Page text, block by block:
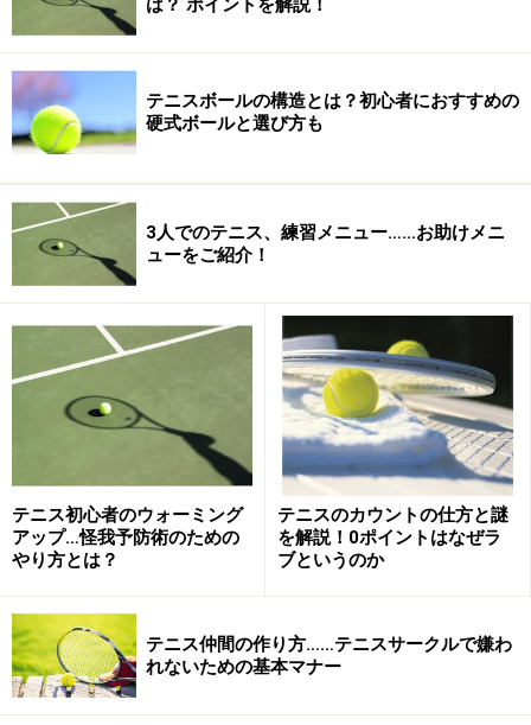
第
１
日
3月22
日(月)
第
日
3月23
(火)
第
３
3月24
日(水)
男子団体３回戦(８
女子団体２・３回
戦（８ゲーム）
４
3月25
日(木)
男女団体 準々決
勝・準決勝(３セッ
ト）
男子個人２・３回戦
女子個人１～３回戦
（８ゲーム）
第
５
日
3月26
日(金)
男女団体 決勝戦
（３セット）
男女個人 ３Ｒ・４
Ｒ・準々決勝（８ゲー
第
６
日
3月27
日(土)
(３セット）
テニスボールの構造とは？初心者におすすめの
硬式ボールと選び方も
3人でのテニス、練習メニュー……お助けメニ
ューをご紹介！
テニス初心者のウォーミング
アップ…怪我予防術のための
やり方とは？
テニスのカウントの仕方と謎
を解説！0ポイントはなぜラ
ブというのか
テニス仲間の作り方……テニスサークルで嫌わ
れないための基本マナー